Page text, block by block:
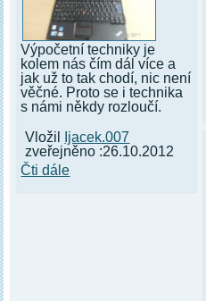
Výpočetní techniky je
kolem nás čím dál více a
jak už to tak chodí, nic není
věčné. Proto se i technika
s námi někdy rozloučí.
Vložil
Ijacek.007
zveřejněno :26.10.2012
Čti dále